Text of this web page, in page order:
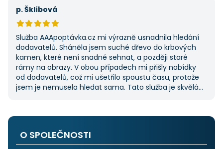
potřebovat další řemeslné práce.
p. Šklíbová
Služba AAApoptávka.cz mi výrazně usnadnila hledání
dodavatelů. Sháněla jsem suché dřevo do krbových
kamen, které není snadné sehnat, a později staré
rámy na obrazy. V obou případech mi přišly nabídky
od dodavatelů, což mi ušetřilo spoustu času, protože
jsem je nemusela hledat sama. Tato služba je skvělá
O SPOLEČNOSTI